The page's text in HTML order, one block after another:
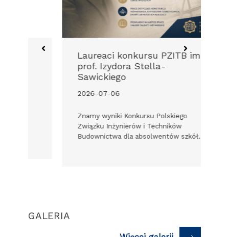
Laureaci konkursu PZITB im.
prof. Izydora Stella-
Sawickiego
2026-07-06
Znamy wyniki Konkursu Polskiego
Związku Inżynierów i Techników
Budownictwa dla absolwentów szkół…